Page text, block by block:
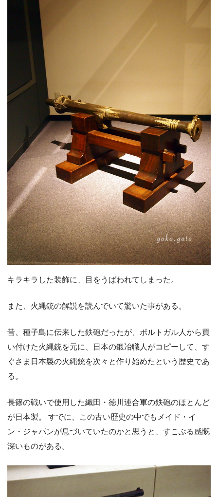
キラキラした装飾に、目をうばわれてしまった。
また、火縄銃の解説を読んでいて驚いた事がある。
昔、種子島に伝来した鉄砲だったが、ポルトガル人から買
い付けた火縄銃を元に、日本の鍛冶職人がコピーして、す
ぐさま日本製の火縄銃を次々と作り始めたという歴史であ
る。
長篠の戦いで使用した織田・徳川連合軍の鉄砲のほとんど
が日本製。 すでに、この古い歴史の中でもメイド・イ
ン・ジャパンが息づいていたのかと思うと、すこぶる感慨
深いものがある。